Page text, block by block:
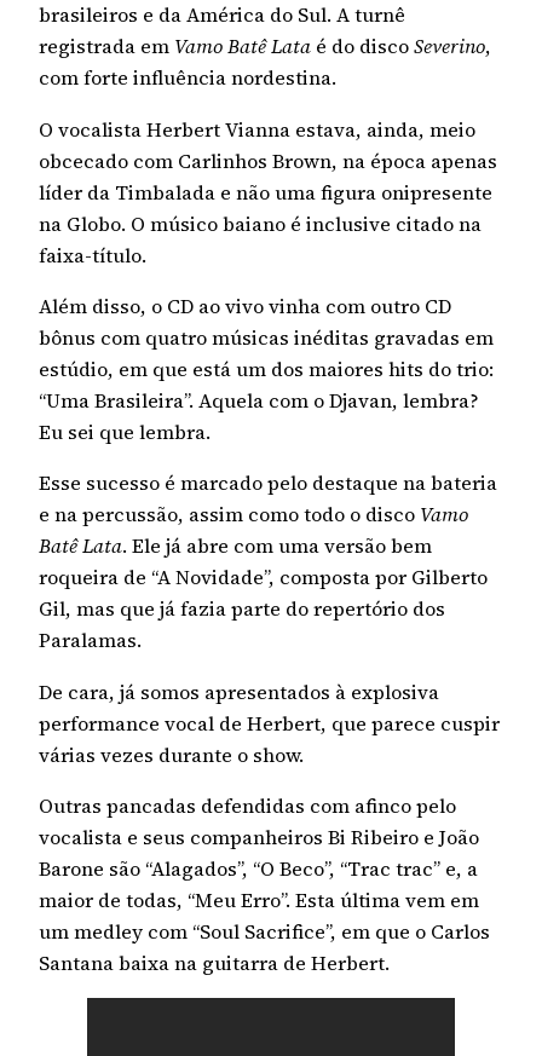
brasileiros e da América do Sul. A turnê
registrada em Vamo Batê Lata é do discoSeverino,
com forte influência nordestina.
O vocalista Herbert Vianna estava, ainda, meio
obcecado com Carlinhos Brown, na época apenas
líder da Timbalada e não uma figura onipresente
na Globo. O músico baiano é inclusive citado na
faixa-título.
Além disso, o CD ao vivo vinha com outro CD
bônus com quatro músicas inéditas gravadas em
estúdio, em que está um dos maiores hits do trio:
“Uma Brasileira”. Aquela com o Djavan, lembra?
Eu sei que lembra.
Esse sucesso é marcado pelo destaque na bateria
e na percussão, assim como todo o disco Vamo
Batê Lata. Ele já abre com uma versão bem
roqueira de “A Novidade”, composta por Gilberto
Gil, mas que já fazia parte do repertório dos
Paralamas.
De cara, já somos apresentados à explosiva
performance vocal de Herbert, que parece cuspir
várias vezes durante o show.
Outras pancadas defendidas com afinco pelo
vocalista e seus companheiros Bi Ribeiro e João
Barone são “Alagados”, “O Beco”, “Trac trac” e, a
maior de todas, “Meu Erro”. Esta última vem em
um medley com “Soul Sacrifice”, em que o Carlos
Santana baixa na guitarra de Herbert.